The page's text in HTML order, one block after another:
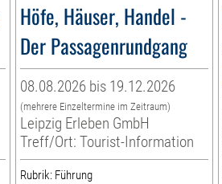
Höfe, Häuser, Handel -
Der Passagenrundgang
08.08.2026 bis 19.12.2026
(mehrere Einzeltermine im Zeitraum)
Leipzig Erleben GmbH
Treff/Ort: Tourist-Information
Rubrik: Führung